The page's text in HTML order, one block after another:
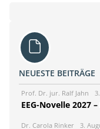
NEUESTE BEITRÄGE
Prof. Dr. jur. Ralf Jahn
EEG-Novelle 2027
Dr. Carola Rinker 3.